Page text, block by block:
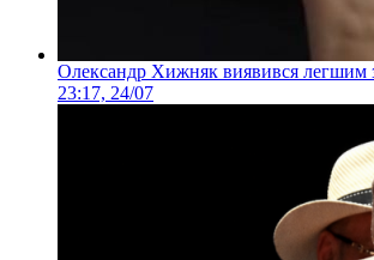
Олександр Хижняк виявився легшим
23:17, 24/07